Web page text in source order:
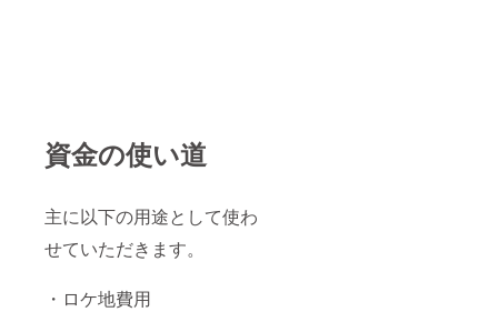
資金の使い道
主に以下の用途として使わ
せていただきます。
・ロケ地費用